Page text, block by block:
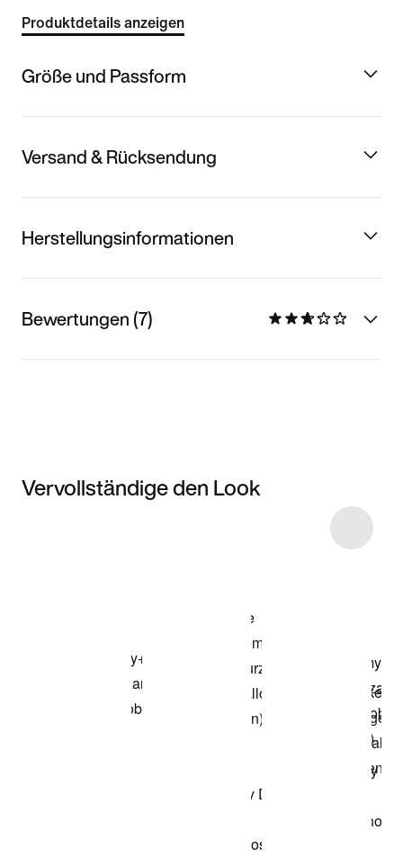
Produktdetails anzeigen
Größe und Passform
Versand & Rücksendung
Herstellungsinformationen
Bewertungen (7)
Vervollständige den Look